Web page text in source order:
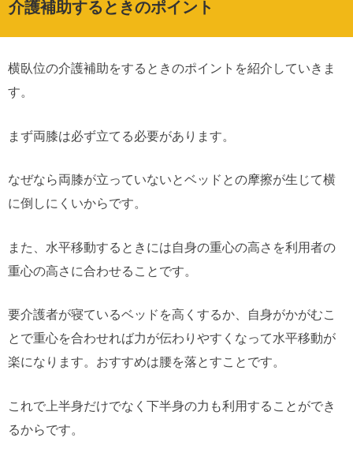
介護補助するときのポイント
横臥位の介護補助をするときのポイントを紹介していきま
す。
まず両膝は必ず立てる必要があります。
なぜなら両膝が立っていないとベッドとの摩擦が生じて横
に倒しにくいからです。
また、水平移動するときには自身の重心の高さを利用者の
重心の高さに合わせることです。
要介護者が寝ているベッドを高くするか、自身がかがむこ
とで重心を合わせれば力が伝わりやすくなって水平移動が
楽になります。おすすめは腰を落とすことです。
これで上半身だけでなく下半身の力も利用することができ
るからです。